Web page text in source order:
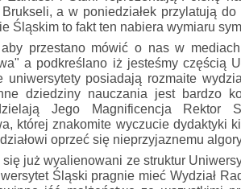
a w poniedziałek przylatują
Śląskim to fakt ten nabiera wymiaru
przestano mówić o nas w
a podkreślano iż jesteśmy częścią
uniwersytety posiadają rozmaite
dziedziny nauczania jest bardzo
Jego Magnificencja Rektor
której znakomite wyczucie dydaktyki
oprzeć się nieprzyjaznemu
już wyalienowani ze struktur
Śląski pragnie mieć Wydział